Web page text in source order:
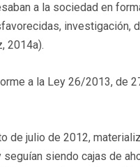
a la sociedad en
investigación,
2014a).
a la Ley 26/2013, de
de julio de 2012,
siendo cajas de